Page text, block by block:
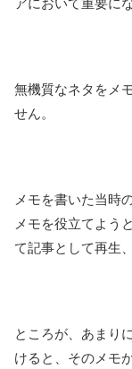
無機質なネタをメ
せん。
メモを書いた当時
メモを役立てよう
て記事として再生
ところが、あまり
けると、そのメモ